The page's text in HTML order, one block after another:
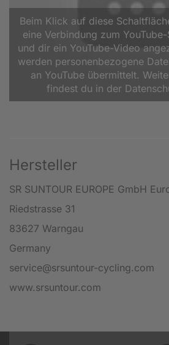
Beim Klick auf diese
eine Verbindung zum
und dir ein YouTube-Video
werden personenbezogene
an YouTube übermittelt.
findest du in der
Hersteller
SR SUNTOUR EUROPE GmbH
Riedstrasse 31
83627 Warngau
Germany
service@srsuntour-cycling.com
www.srsuntour.com